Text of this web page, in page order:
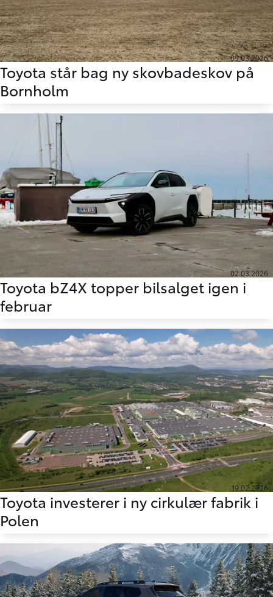
09.03.2026
Toyota står bag ny skovbadeskov på
Bornholm
02.03.2026
Toyota bZ4X topper bilsalget igen i
februar
19.02.2026
Toyota investerer i ny cirkulær fabrik i
Polen